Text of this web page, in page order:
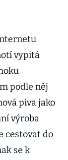
vypitá
podle něj
piva jako
výroba
cestovat do
se k